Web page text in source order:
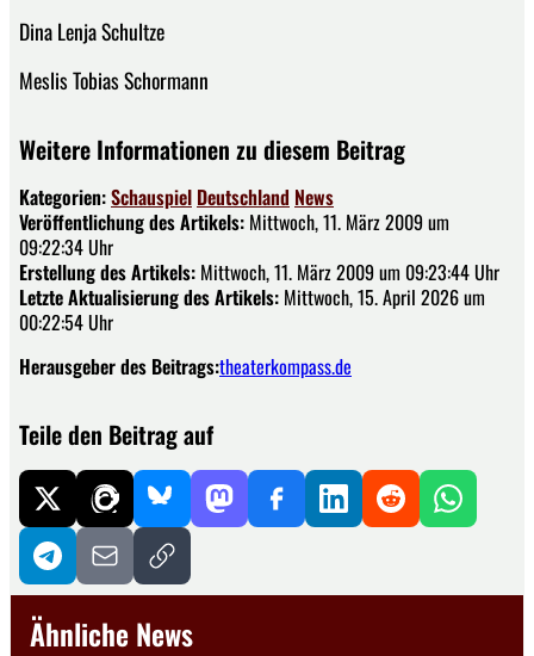
Dina Lenja Schultze
Meslis Tobias Schormann
Weitere Informationen zu diesem Beitrag
Kategorien:Schauspiel Deutschland News
Veröffentlichung des Artikels: Mittwoch, 11. März 2009 um
09:22:34 Uhr
Erstellung des Artikels: Mittwoch, 11. März 2009 um 09:23:44 Uhr
Letzte Aktualisierung des Artikels: Mittwoch, 15. April 2026 um
00:22:54 Uhr
Herausgeber des Beitrags:theaterkompass.de
Teile den Beitrag auf
Ähnliche News